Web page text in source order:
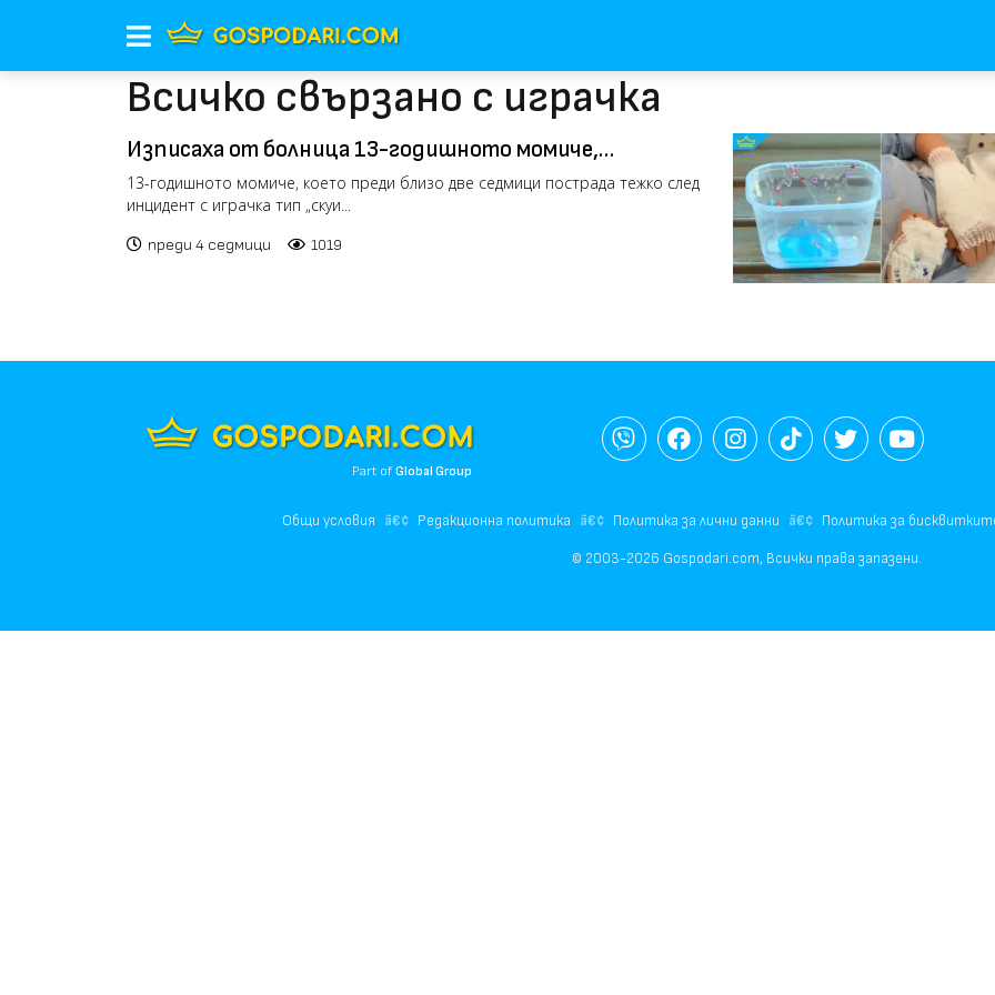
Всичко свързано с играчка
Изписаха от болница 13-годишното момиче,
пострадало от „скуиши“ (видео)
13-годишното момиче, което преди близо две седмици пострада тежко след
инцидент с играчка тип „скуи...
преди 4 седмици 1019
Part ofGlobal Group
Общи условия Редакционна политика Политика за лични данни Политика за
© 2003-2026 Gospodari.com, Всички права запазени.